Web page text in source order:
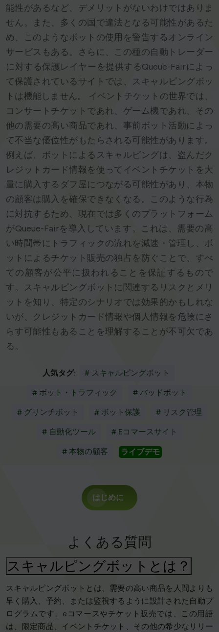
能性があるなど、デメリットがないわけではありま
せん。また、多くの国で違法となる可能性があるた
め、このようなボットの使用を警告するオンライン
サービスもある。さらに、この種の自動トレーダー
に対する保護レイヤーを提供するQueue-Fairによっ
て保護されているサイトでは、スキャルピングボッ
トは機能しません。 イベントチケットの世界では、
コンサートチケットであれ、ゲーム機であれ、その
他の需要の高い商品であれ、事前ボット活動によっ
て不当な優位性がもたらされる可能性があります。
例えば、ボットによるスキャルピングは、盗んだク
レジットカード情報を使ってイベントチケットを大
量に購入するダフ屋につながる可能性があり、本物
の顧客は購入を確保できなくなる。このような行為
に対抗するため、現在では多くのプラットフォーム
がQueue-Fairを導入しています。これは、需要の高
い時間帯にトラフィックの流れを減速・管理し、ボ
ットによるチケット販売の独占を防ぐことで、すべ
ての顧客が公平に扱われることを保証するもので
す。スキャルピングボットに関連するリスクとメリ
ットを知り、特定のシナリオでは効果的かもしれな
いが、クレジットカード情報や個人情報を危険にさ
らす可能性もあることを理解することが不可欠であ
る。
人気タグ: # スキャルピングボット
# ボット・トラフィック # バッドボット
# グリンチボット # ボット保護 # リスク管理
# 自動化ツール # Eコマースサイト
# 本物の顧客 ライブデモ
はじめに
よくある質問
スキャルピングボットとは？
スキャルピングボットとは、需要の高い商品を人間よりも
早く購入、予約、または監視するように設計された自動プ
ログラムです。eコマースやチケット販売では、この用語
は、限定商品、イベントチケット、その他の希少なリリー